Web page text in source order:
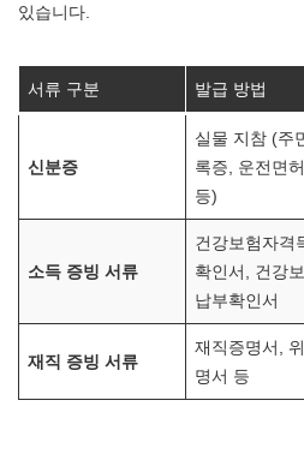
있습니다.
서류 구분 발급 방법
신분증
실물 지참 (주
록증, 운전면
등)
소득 증빙 서류
건강보험자격
확인서, 건강
납부확인서
재직 증빙 서류
재직증명서,
명서 등